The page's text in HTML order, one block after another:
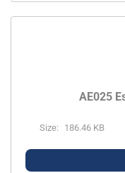
AE025
Size: 186.46 KB